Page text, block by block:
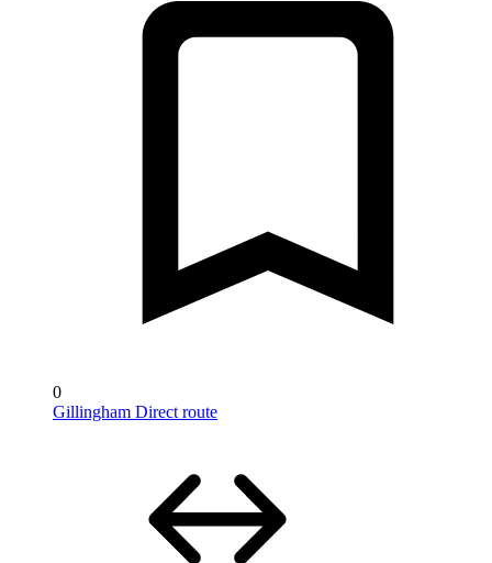
0
Gillingham Direct route